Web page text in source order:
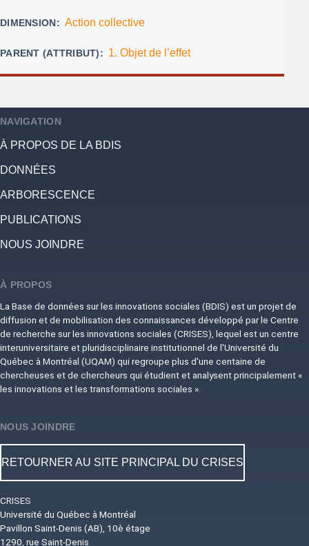
DIMENSION Action collective
PARENT (ATTRIBUT) 1. Objet de l’effet
NAVIGATION
À PROPOS DE LA BDIS
DONNÉES
ARBORESCENCE
PUBLICATIONS
NOUS JOINDRE
À PROPOS
La Base de données sur les innovations sociales (BDIS) est un projet de
diffusion et de mobilisation des connaissances développé par le Centre
de recherche sur les innovations sociales (CRISES), lequel est un centre
interuniversitaire et pluridisciplinaire institutionnel de l'Université du
Québec à Montréal (UQAM) qui regroupe plus d'une centaine de
chercheuses et de chercheurs qui étudient et analysent principalement «
les innovations et les transformations sociales ».
NOUS JOINDRE
RETOURNER AU SITE PRINCIPAL DU CRISES
CRISES
Université du Québec à Montréal
Pavillon Saint-Denis (AB), 10è étage
1290, rue Saint-Denis